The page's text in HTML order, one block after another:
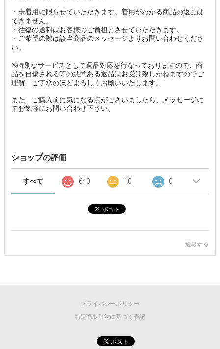
・未着用に限らせていただきます。着用がわかる商品の返品は
できません。
・往復の送料はお客様のご負担とさせていただきます。
・ご希望の際は該当商品のメッセージよりお問い合わせくださ
い。
※特別なサービスとして返品対応を行なっておりますので、商
品を自傷される等の悪意ある返品はお受け致しかねますのでご
理解、ご了承のほどよろしくお願いいたします。
また、ご購入前に気になる点がございましたら、メッセージに
てお気軽にお問い合わせ下さい。
ショップの評価
すべて 640 10 0
通報する
プライバシーポリシー
特定商取引法に基づく表記